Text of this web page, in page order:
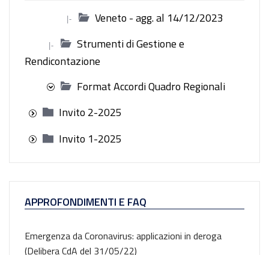
|- Veneto - agg. al 14/12/2023
|-
Strumenti di Gestione e
Rendicontazione
Format Accordi Quadro Regionali
Invito 2-2025
Invito 1-2025
APPROFONDIMENTI E FAQ
Emergenza da Coronavirus: applicazioni in deroga
(Delibera CdA del 31/05/22)